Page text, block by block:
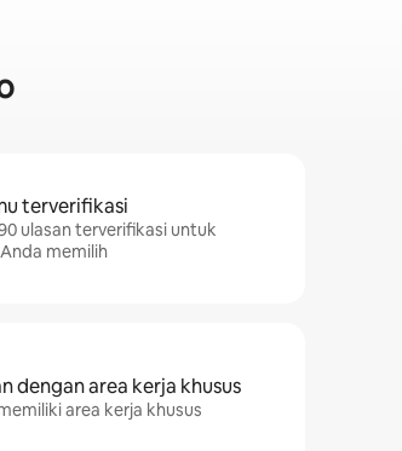
terverifikasi
ulasan terverifikasi untuk
memilih
dengan area kerja khusus
area kerja khusus